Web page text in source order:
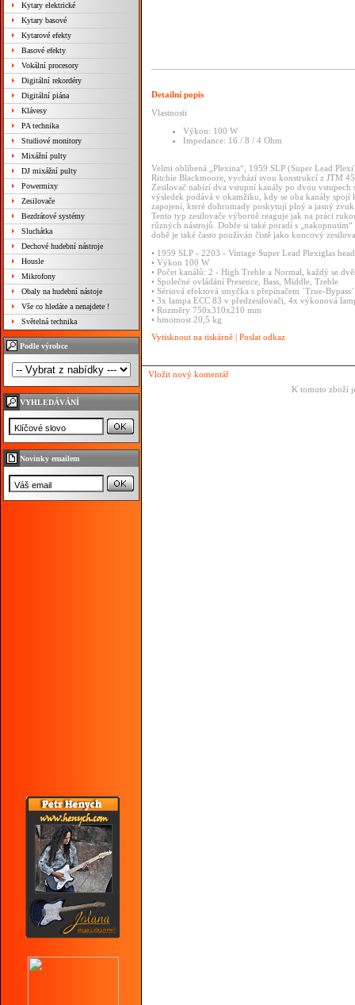
Kytary elektrické
Kytary basové
Kytarové efekty
Basové efekty
Vokální procesory
Digitální rekordéry
Digitální piána
Klávesy
PA technika
Studiové monitory
Mixážní pulty
DJ mixážní pulty
Powermixy
Zesilovače
Bezdrátové systémy
Sluchátka
Dechové hudební nástroje
Housle
Mikrofony
Obaly na hudební nástoje
Vše co hledáte a nenajdete !
Světelná technika
Podle výrobce
VYHLEDÁVÁNÍ
Novinky emailem
Detailní popis
Vlastnosti
Výkon: 100 W
Impedance: 16 / 8 / 4 Ohm
Velmi oblíbená „Plexina“, 1959 SLP (Super Lead
Ritchie Blackmoore, vychází svou konstrukcí z JTM
Zesilovač nabízí dva vstupní kanály po dvou
výsledek podává v okamžiku, kdy se oba kanály
zapojení, které dohromady poskytují plný a jasný
Tento typ zesilovače výborně reaguje jak na práci
různých nástrojů. Dobře si také poradí s
době je také často používán čistě jako koncový
• 1959 SLP - 2203 - Vintage Super Lead Plexiglas head
• Výkon 100 W
• Počet kanálů: 2 - High Treble a Normal, každý se
• Společné ovládání Presence, Bass, Middle, Treble
• Sériová efektová smyčka s přepínačem `True-
• 3x lampa ECC 83 v předzesilovači, 4x výkonová
• Rozměry 750x310x210 mm
• hmotnost 20,5 kg
Vytisknout na tiskárně | Poslat odkaz
Vložit nový komentář
K tomuto zboží